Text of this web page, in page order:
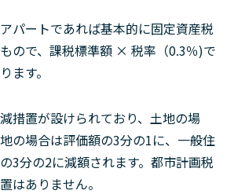
パートであれば基本的に固定資産税
ので、課税標準額 × 税率（0.3％)で
ます。
措置が設けられており、土地の場
の場合は評価額の3分の1に、一般住
3分の2に減額されます。都市計画税
はありません。